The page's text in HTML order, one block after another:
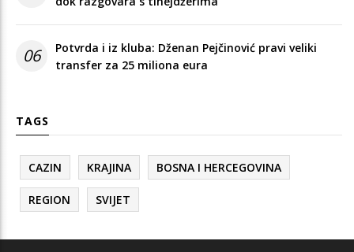
06
Potvrda i iz kluba: Dženan Pejčinović pravi veliki
transfer za 25 miliona eura
TAGS
CAZIN KRAJINA BOSNA I HERCEGOVINA
REGION SVIJET